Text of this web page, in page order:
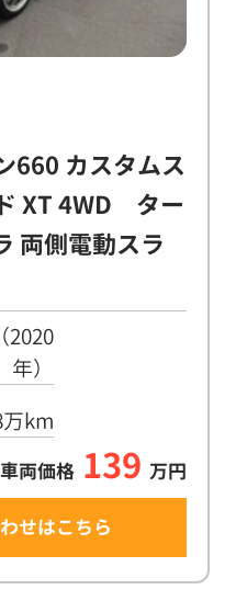
660 カスタムス
XT 4WD ター
両側電動スラ
2020
年）
km
車両価格 139 万円
せはこちら